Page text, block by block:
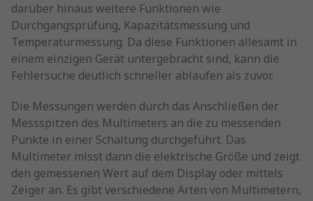
darüber hinaus weitere Funktionen wie
Durchgangsprüfung, Kapazitätsmessung und
Temperaturmessung. Da diese Funktionen allesamt in
einem einzigen Gerät untergebracht sind, kann die
Fehlersuche deutlich schneller ablaufen als zuvor.
Die Messungen werden durch das Anschließen der
Messspitzen des Multimeters an die zu messenden
Punkte in einer Schaltung durchgeführt. Das
Multimeter misst dann die elektrische Größe und zeigt
den gemessenen Wert auf dem Display oder mittels
Zeiger an. Es gibt verschiedene Arten von Multimetern,